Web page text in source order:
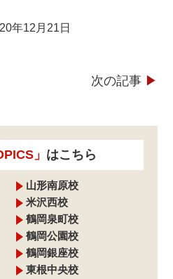
年12月21日
次の記事 ▶︎
」 はこちら
山形南原校
米沢西校
鶴岡泉町校
鶴岡公園校
鶴岡銀座校
東根中央校